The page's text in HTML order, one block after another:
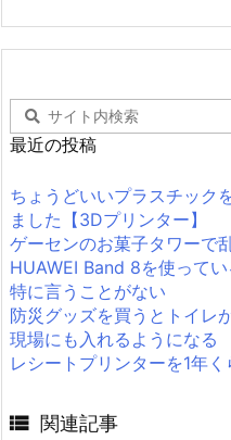
最近の投稿
ちょうどいいプラスチック
ました【3Dプリンター】
ゲーセンのお菓子タワーで
HUAWEI Band 8を使って
特に言うことがない
防災グッズを買うとトイレ
現場にも入れるようになる
レシートプリンターを1年
 関連記事